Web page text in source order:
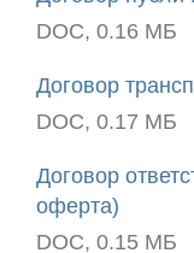
Интернет-
магазинам
Формы
Страхование
груза
DOC, 0.16 МБ
Договор
DOC, 0.17 МБ
Договор
оферта)
DOC, 0.15 МБ